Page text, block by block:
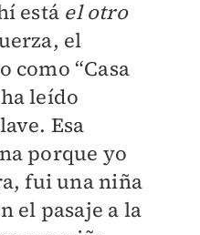
está el otro
el
como “Casa
leído
Esa
porque yo
fui una niña
el pasaje a la